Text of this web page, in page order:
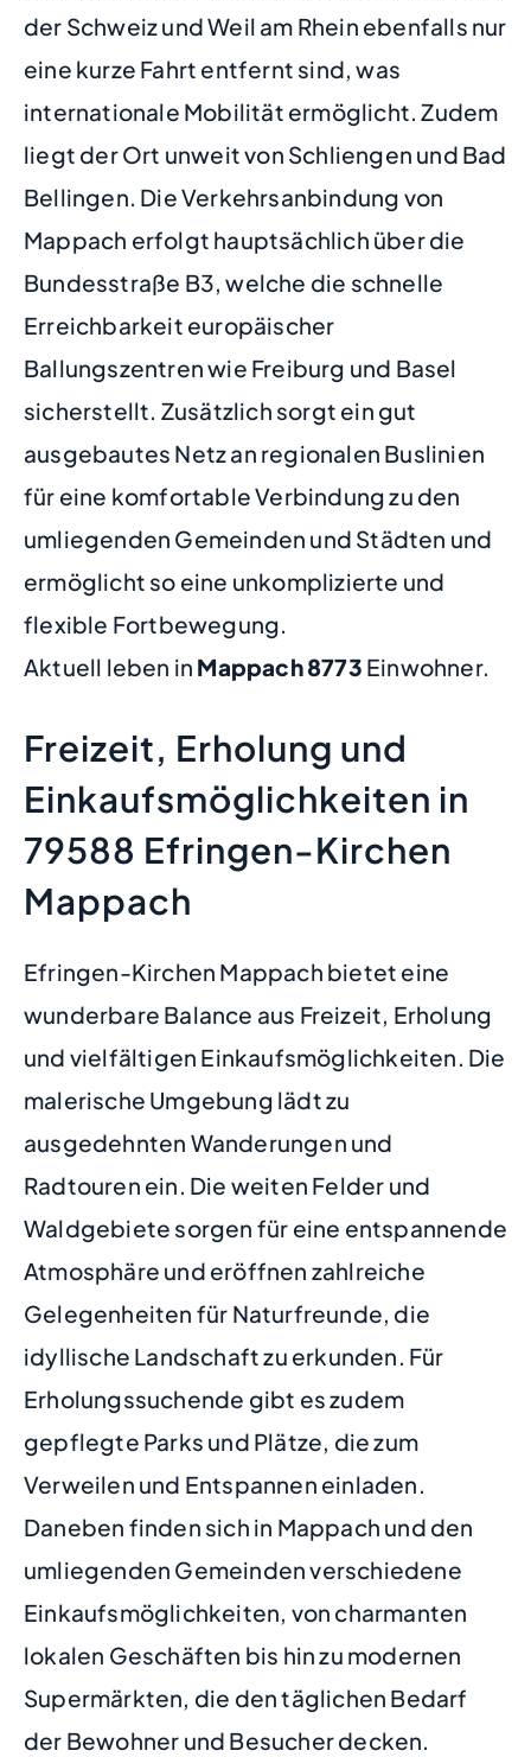
der Schweiz und Weil am Rhein ebenfalls nur
eine kurze Fahrt entfernt sind, was
internationale Mobilität ermöglicht. Zudem
liegt der Ort unweit von Schliengen und Bad
Bellingen. Die Verkehrsanbindung von
Mappach erfolgt hauptsächlich über die
Bundesstraße B3, welche die schnelle
Erreichbarkeit europäischer
Ballungszentren wie Freiburg und Basel
sicherstellt. Zusätzlich sorgt ein gut
ausgebautes Netz an regionalen Buslinien
für eine komfortable Verbindung zu den
umliegenden Gemeinden und Städten und
ermöglicht so eine unkomplizierte und
flexible Fortbewegung.
Aktuell leben in Mappach8773 Einwohner.
Freizeit, Erholung und
Einkaufsmöglichkeiten in
79588 Efringen-Kirchen
Mappach
Efringen-Kirchen Mappach bietet eine
wunderbare Balance aus Freizeit, Erholung
und vielfältigen Einkaufsmöglichkeiten. Die
malerische Umgebung lädt zu
ausgedehnten Wanderungen und
Radtouren ein. Die weiten Felder und
Waldgebiete sorgen für eine entspannende
Atmosphäre und eröffnen zahlreiche
Gelegenheiten für Naturfreunde, die
idyllische Landschaft zu erkunden. Für
Erholungssuchende gibt es zudem
gepflegte Parks und Plätze, die zum
Verweilen und Entspannen einladen.
Daneben finden sich in Mappach und den
umliegenden Gemeinden verschiedene
Einkaufsmöglichkeiten, von charmanten
lokalen Geschäften bis hin zu modernen
Supermärkten, die den täglichen Bedarf
der Bewohner und Besucher decken.